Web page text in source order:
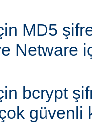
MD5
Netware
bcrypt
güvenli